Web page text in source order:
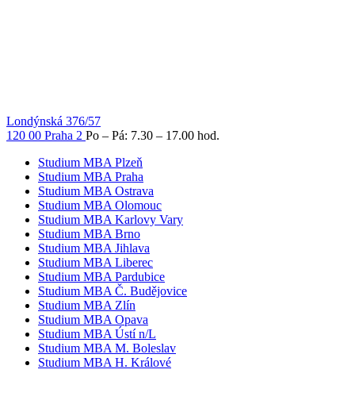
Londýnská 376/57
120 00 Praha 2 Po – Pá: 7.30 – 17.00 hod.
Studium MBA Plzeň
Studium MBA Praha
Studium MBA Ostrava
Studium MBA Olomouc
Studium MBA Karlovy Vary
Studium MBA Brno
Studium MBA Jihlava
Studium MBA Liberec
Studium MBA Pardubice
Studium MBA Č. Budějovice
Studium MBA Zlín
Studium MBA Opava
Studium MBA Ústí n/L
Studium MBA M. Boleslav
Studium MBA H. Králové